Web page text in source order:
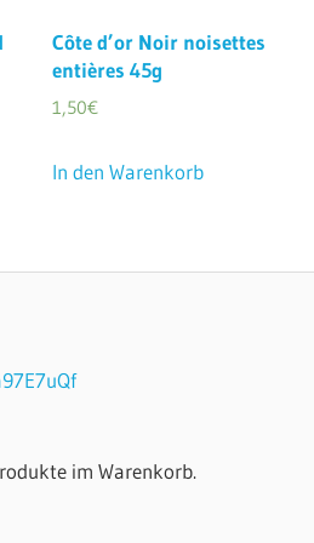
Côte d’or Noir noisettes
entières 45g
1,50€
In den Warenkorb
im Warenkorb.